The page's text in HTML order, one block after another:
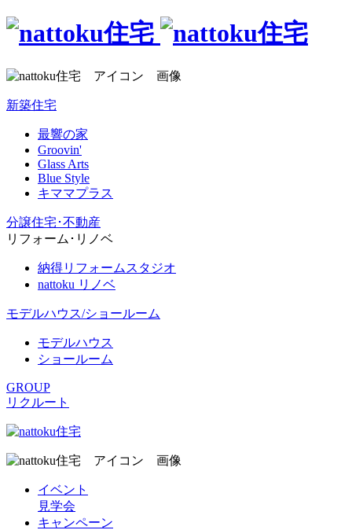
新築住宅
最響の家
Groovin'
Glass Arts
Blue Style
キママプラス
分譲住宅･不動産
リフォーム･リノベ
納得リフォームスタジオ
nattoku リノベ
モデルハウス/ショールーム
モデルハウス
ショールーム
GROUP
リクルート
イベント
見学会
キャンペーン